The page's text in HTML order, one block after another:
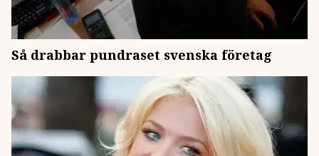
Så drabbar pundraset svenska företag